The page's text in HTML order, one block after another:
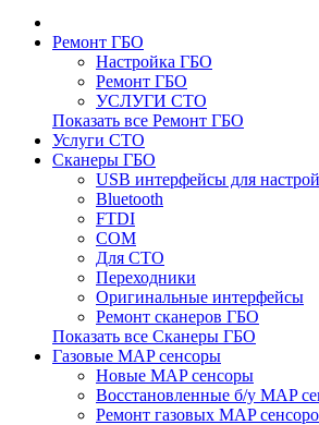
Ремонт ГБО
Настройка ГБО
Ремонт ГБО
УСЛУГИ СТО
Показать все Ремонт ГБО
Услуги СТО
Сканеры ГБО
USB интерфейсы для
Bluetooth
FTDI
COM
Для СТО
Переходники
Оригинальные интерфейсы
Ремонт сканеров ГБО
Показать все Сканеры ГБО
Газовые MAP сенсоры
Новые MAP сенсоры
Восстановленные б/у MAP
Ремонт газовых MAP